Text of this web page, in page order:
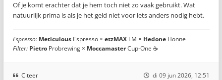
Of je komt erachter dat je hem toch niet zo vaak gebruikt. Wat
natuurlijk prima is als je het geld niet voor iets anders nodig hebt.
Espresso: Meticulous Espresso × etzMAX LM × Hedone Honne
Filter: Pietro Probrewing × MoccamasterCup-One ☕
Citeer di 09 jun 2026, 12:51